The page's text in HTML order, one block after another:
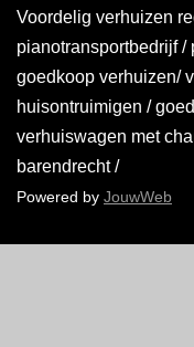
Voordelig verhuizen
pianotransportbedrijf
goedkoop verhuizen/
huisontruimigen /
verhuiswagen met
barendrecht /
Powered by JouwWeb